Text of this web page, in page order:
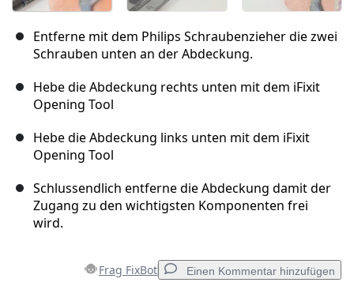
Entferne mit dem Philips Schraubenzieher die zwei
Schrauben unten an der Abdeckung.
Hebe die Abdeckung rechts unten mit dem iFixit
Opening Tool
Hebe die Abdeckung links unten mit dem iFixit
Opening Tool
Schlussendlich entferne die Abdeckung damit der
Zugang zu den wichtigsten Komponenten frei
wird.
Frag FixBot Einen Kommentar hinzufügen